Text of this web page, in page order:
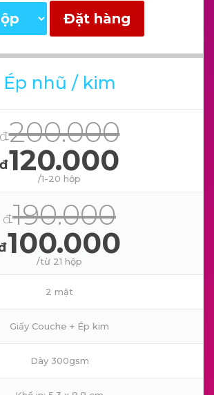
Đặt hàng
Ép nhũ / kim
đ200.000
đ120.000
/1-20 hộp
đ190.000
100.000
/từ 21 hộp
2 mặt
Giấy Couche + Ép kim
Dày 300gsm